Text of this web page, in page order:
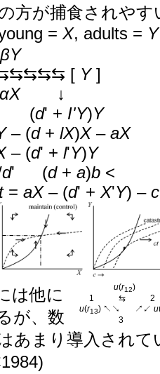
方が捕食されやす
= X, adults = Y
βY
[ Y]
αX____
↓
(d' + I'Y)Y
– (d+ lX)X– aX
– (d' + l'Y)Y
d' (d+ a)b <
= aX– (d' + X'Y) – c
u(r12)
1 ⇆
2
u(r13) ↖↘ ↗↙ u
3
は他に
が、数
あまり導入されて